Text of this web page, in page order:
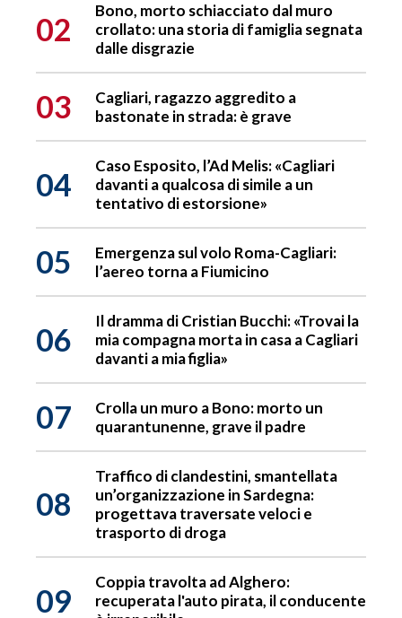
02
Bono, morto schiacciato dal muro
crollato: una storia di famiglia segnata
dalle disgrazie
03
Cagliari, ragazzo aggredito a
bastonate in strada: è grave
04
Caso Esposito, l’Ad Melis: «Cagliari
davanti a qualcosa di simile a un
tentativo di estorsione»
05
Emergenza sul volo Roma-Cagliari:
l’aereo torna a Fiumicino
06
Il dramma di Cristian Bucchi: «Trovai la
mia compagna morta in casa a Cagliari
davanti a mia figlia»
07
Crolla un muro a Bono: morto un
quarantunenne, grave il padre
08
Traffico di clandestini, smantellata
un’organizzazione in Sardegna:
progettava traversate veloci e
trasporto di droga
09
Coppia travolta ad Alghero:
recuperata l'auto pirata, il conducente